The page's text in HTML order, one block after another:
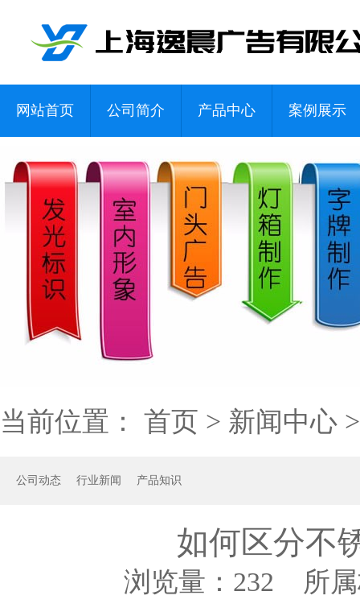
网站首页 公司简介 产品中心 案例展示
当前位置： 首页 > 新闻中心
公司动态 行业新闻 产品知识
如何区分不
浏览量： 232 所属